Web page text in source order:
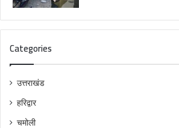
Categories
उत्तराखंड
हरिद्वार
चमोली